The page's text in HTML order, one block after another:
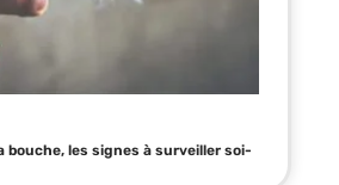
bouche, les signes à surveiller soi-